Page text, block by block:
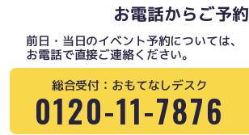
お電話からご予約
前日・当日のイベント予約については、
お電話で直接ご連絡ください。
総合受付：おもてなしデスク
0120-11-7876